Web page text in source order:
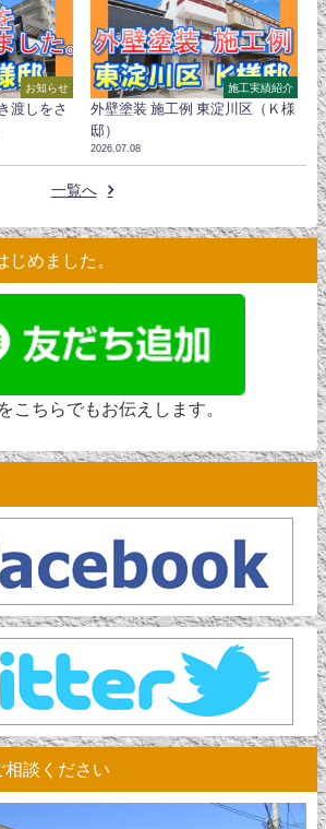
お知らせ
渡しをさ
施工実績紹介
外壁塗装 施工例 東淀川区（Ｋ様
邸）
2026.07.08
一覧へ
じめました。
こちらでもお伝えします。
談ください